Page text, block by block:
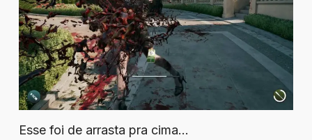
Esse foi de arrasta pra cima…